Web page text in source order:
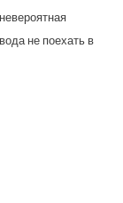
не поехать в